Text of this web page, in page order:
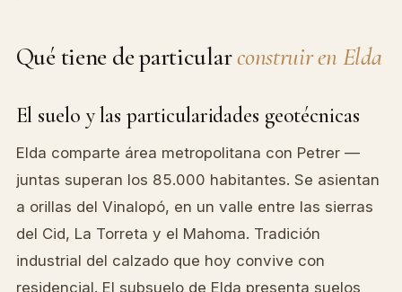
Qué tiene de particularconstruir en Elda
El suelo y las particularidades geotécnicas
Elda comparte área metropolitana con Petrer —
juntas superan los 85.000 habitantes. Se asientan
a orillas del Vinalopó, en un valle entre las sierras
del Cid, La Torreta y el Mahoma. Tradición
industrial del calzado que hoy convive con
residencial. El subsuelo de Elda presenta suelos